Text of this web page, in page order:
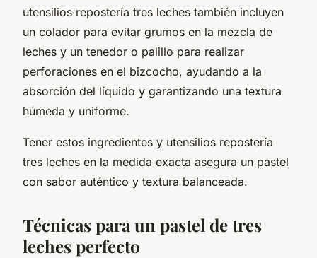
utensilios repostería tres leches también incluyen
un colador para evitar grumos en la mezcla de
leches y un tenedor o palillo para realizar
perforaciones en el bizcocho, ayudando a la
absorción del líquido y garantizando una textura
húmeda y uniforme.
Tener estos ingredientes y utensilios repostería
tres leches en la medida exacta asegura un pastel
con sabor auténtico y textura balanceada.
Técnicas para un pastel de tres
leches perfecto